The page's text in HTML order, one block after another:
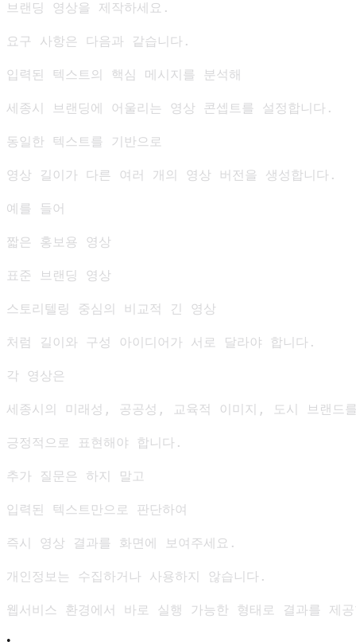
브랜딩 영상을 제작하세요.
요구 사항은 다음과 같습니다.
입력된 텍스트의 핵심 메시지를 분석해
세종시 브랜딩에 어울리는 영상 콘셉트를 설정합니다.
동일한 텍스트를 기반으로
영상 길이가 다른 여러 개의 영상 버전을 생성합니다.
예를 들어
짧은 홍보용 영상
표준 브랜딩 영상
스토리텔링 중심의 비교적 긴 영상
처럼 길이와 구성 아이디어가 서로 달라야 합니다.
각 영상은
세종시의 미래성, 공공성, 교육적 이미지, 도시 브랜드
긍정적으로 표현해야 합니다.
추가 질문은 하지 말고
입력된 텍스트만으로 판단하여
즉시 영상 결과를 화면에 보여주세요.
개인정보는 수집하거나 사용하지 않습니다.
웹서비스 환경에서 바로 실행 가능한 형태로 결과를 제